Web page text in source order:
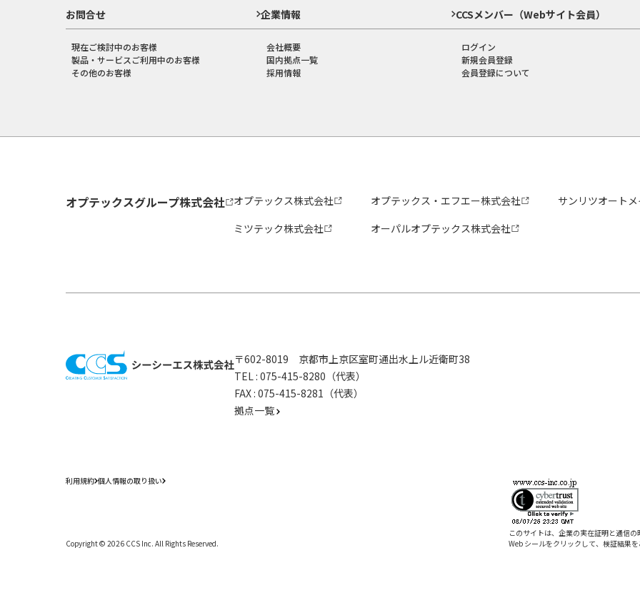
お問合せ
現在ご検討中のお客様
製品・サービスご利用中のお客様
その他のお客様
企業情報
会社概要
国内拠点一覧
採用情報
CCSメンバー（Webサイト会員）
ログイン
新規会員登録
会員登録について
オプテックスグループ株式会社 オプテックス株式会社 オプテックス・エフエー株式会社
サンリツオート
ミツテック株式会社
オーパルオプテックス株式会社
〒602-8019 京都市上京区室町通出水上ル近衛町38
TEL : 075-415-8280（代表）
FAX : 075-415-8281（代表）
拠点一覧
利用規約 個人情報の取り扱い
Copyright © 2026 CCS Inc. All Rights Reserved.
このサイトは、企業の実在証明と通信
Web シールをクリックして、検証結果を